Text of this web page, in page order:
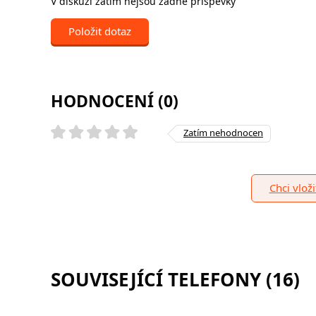
Položit dotaz
HODNOCENÍ (0)
Zatím nehodnocen
Chci
SOUVISEJÍCÍ TELEFONY (16)